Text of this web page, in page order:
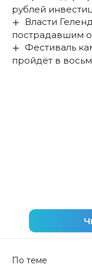
рублей
Власти
пострадавшим
Фестиваль
пройдёт в
По теме